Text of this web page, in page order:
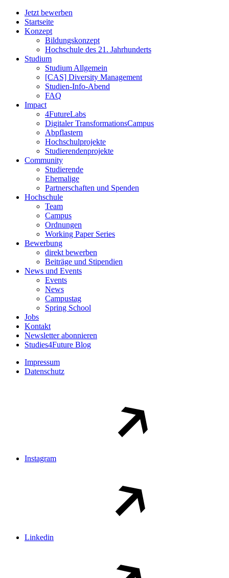
Jetzt bewerben
Startseite
Konzept
Bildungskonzept
Hochschule des 21. Jahrhunderts
Studium
Studium Allgemein
[CAS] Diversity Management
Studien-Info-Abend
FAQ
Impact
4FutureLabs
Digitaler TransformationsCampus
Abpflastern
Hochschulprojekte
Studierendenprojekte
Community
Studierende
Ehemalige
Partnerschaften und Spenden
Hochschule
Team
Campus
Ordnungen
Working Paper Series
Bewerbung
direkt bewerben
Beiträge und Stipendien
News und Events
Events
News
Campustag
Spring School
Jobs
Kontakt
Newsletter abonnieren
Studies4Future Blog
Impressum
Datenschutz
Instagram
Linkedin